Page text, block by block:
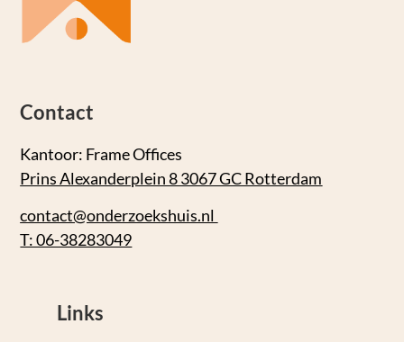
Contact
Kantoor: Frame Offices
Prins Alexanderplein 8 3067 GC Rotterdam
contact@onderzoekshuis.nl
T: 06-38283049
Links